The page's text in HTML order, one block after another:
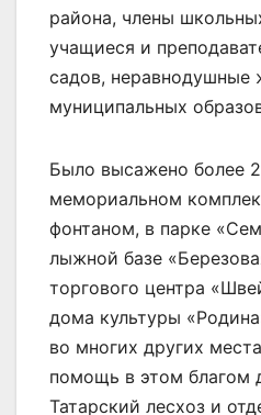
района, члены
учащиеся и
садов, неравнодушные
муниципальных
Было высажено более
мемориальном
фонтаном, в парке
лыжной базе
торгового центра
дома культуры
во многих других
помощь в этом благом
Татарский лесхоз и